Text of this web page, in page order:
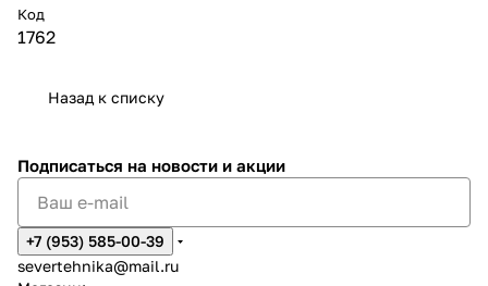
Код
1762
Назад к списку
Подписаться на новости и акции
+7 (953) 585-00-39
severtehnika@mail.ru